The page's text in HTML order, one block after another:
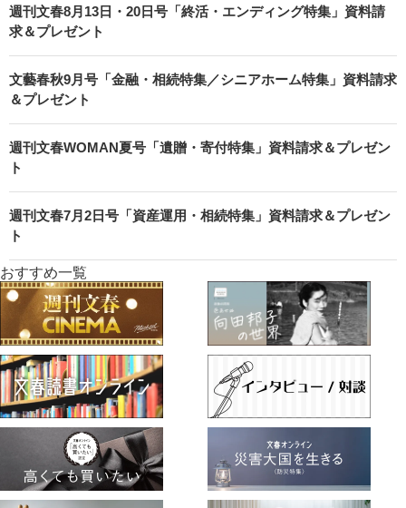
週刊文春8月13日・20日号「終活・エンディング特集」資料請
求＆プレゼント
文藝春秋9月号「金融・相続特集／シニアホーム特集」資料請求
＆プレゼント
週刊文春WOMAN夏号「遺贈・寄付特集」資料請求＆プレゼン
ト
週刊文春7月2日号「資産運用・相続特集」資料請求＆プレゼン
ト
おすすめ一覧